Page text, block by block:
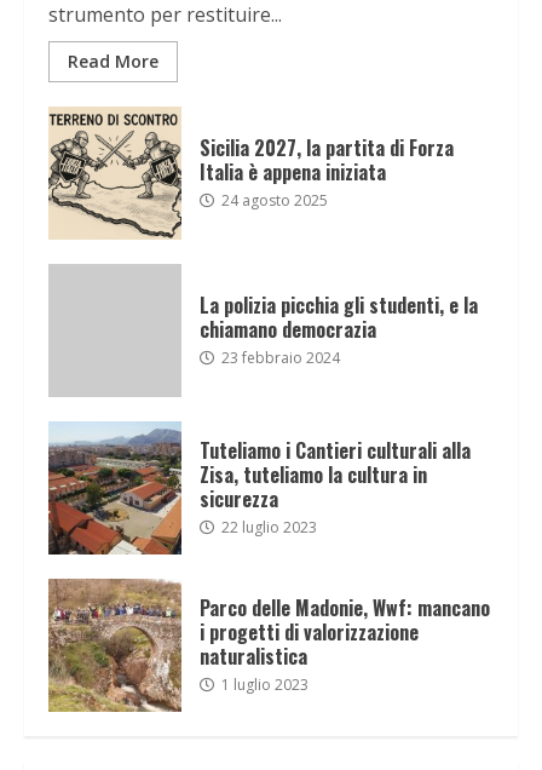
strumento per restituire...
Read More
Sicilia 2027, la partita di Forza
Italia è appena iniziata
24 agosto 2025
La polizia picchia gli studenti, e la
chiamano democrazia
23 febbraio 2024
Tuteliamo i Cantieri culturali alla
Zisa, tuteliamo la cultura in
sicurezza
22 luglio 2023
Parco delle Madonie, Wwf: mancano
i progetti di valorizzazione
naturalistica
1 luglio 2023